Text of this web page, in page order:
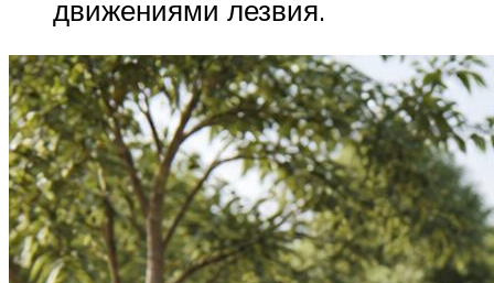
движениями лезвия.